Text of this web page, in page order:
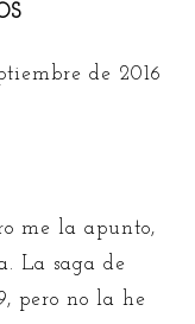
de 2016
me la apunto,
La saga de
pero no la he